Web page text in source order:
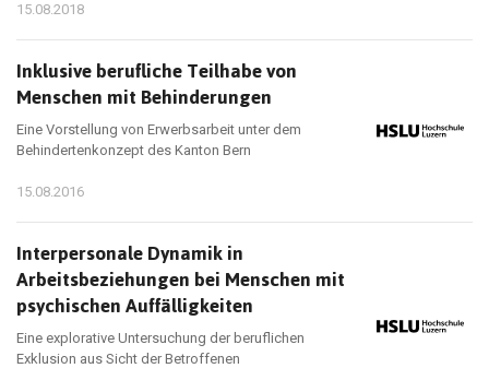
15.08.2018
Inklusive berufliche Teilhabe von
Menschen mit Behinderungen
Eine Vorstellung von Erwerbsarbeit unter dem
Behindertenkonzept des Kanton Bern
15.08.2016
Interpersonale Dynamik in
Arbeitsbeziehungen bei Menschen mit
psychischen Auffälligkeiten
Eine explorative Untersuchung der beruflichen
Exklusion aus Sicht der Betroffenen